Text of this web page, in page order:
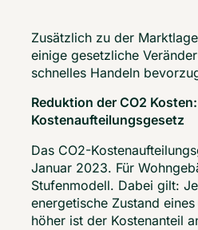
Zusätzlich zu der
einige gesetzliche
schnelles Handeln
Reduktion der CO2
Kostenaufteilungsgesetz
Das CO2-
Januar 2023. Für
Stufenmodell. Dabei gilt:
energetische Zustand
höher ist der Kostenanteil